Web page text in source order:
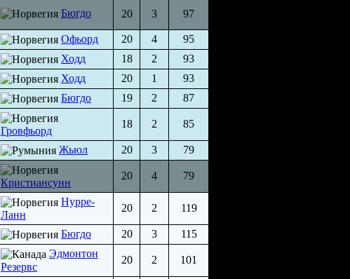
Бюгдо 20 3 97
Офьорд 20 4
95
Ходд 18 2
93
Ходд 20 1
93
Бюгдо 19 2 87
Гровфьорд
18 2 85
Жьюл 20 3 79
Кристиансунн
20 4 79
Нурре-
Ланн
20 2 119
Бюгдо 20 3 115
Эдмонтон
Резервс
20 2 101